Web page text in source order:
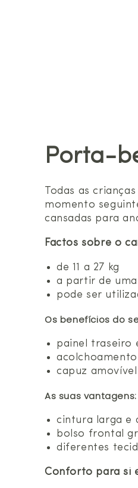
Porta-
Todas as
momento
cansadas para
Factos sobre o
de 11 a 27 kg
a partir de
pode ser
Os benefícios do
painel traseiro
capuz
As suas vantagens:
cintura larga e
bolso frontal
diferentes
Conforto para si